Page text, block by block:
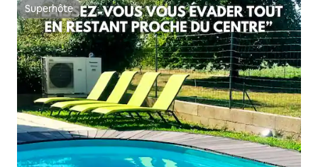
Superhôte
Superhôte